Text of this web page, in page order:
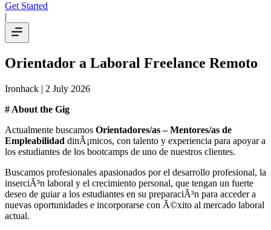
Get Started
|
Orientador a Laboral Freelance Remoto
Ironhack | 2 July 2026
# About the Gig
Actualmente buscamos Orientadores/as – Mentores/as de
Empleabilidad dinÃ¡micos, con talento y experiencia para apoyar a
los estudiantes de los bootcamps de uno de nuestros clientes.
Buscamos profesionales apasionados por el desarrollo profesional, la
inserciÃ³n laboral y el crecimiento personal, que tengan un fuerte
deseo de guiar a los estudiantes en su preparaciÃ³n para acceder a
nuevas oportunidades e incorporarse con Ã©xito al mercado laboral
actual.